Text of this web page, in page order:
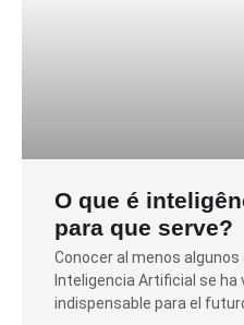
O que é
para que serve?
Conocer al menos
Inteligencia Artificial se
indispensable para el